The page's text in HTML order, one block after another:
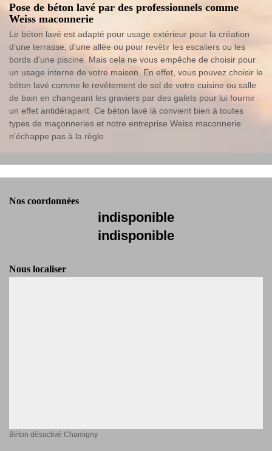
Pose de béton lavé par des professionnels comme
Weiss maconnerie
Le béton lavé est adapté pour usage extérieur pour la création
d'une terrasse, d'une allée ou pour revêtir les escaliers ou les
bords d'une piscine. Mais cela ne vous empêche de choisir pour
un usage interne de votre maison. En effet, vous pouvez choisir le
béton lavé comme le revêtement de sol de votre cuisine ou salle
de bain en changeant les graviers par des galets pour lui fournir
un effet antidérapant. Ce béton lavé là convient bien à toutes
types de maçonneries et notre entreprise Weiss maconnerie
n'échappe pas à la règle.
Nos coordonnées
indisponible
indisponible
Nous localiser
Béton désactivé Chamigny